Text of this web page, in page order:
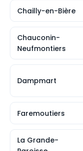
Chailly-en-Bière
Chauconin-
Neufmontiers
Dampmart
Faremoutiers
La Grande-